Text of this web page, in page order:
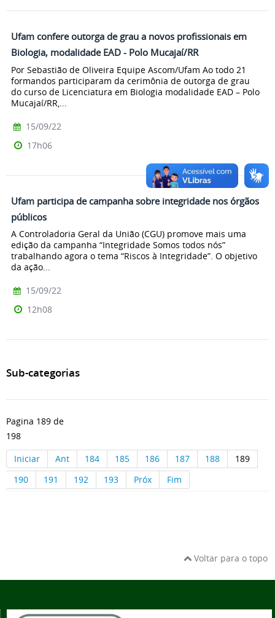
Ufam confere outorga de grau a novos profissionais em
Biologia, modalidade EAD - Polo Mucajaí/RR
Por Sebastião de Oliveira Equipe Ascom/Ufam Ao todo 21
formandos participaram da cerimônia de outorga de grau
do curso de Licenciatura em Biologia modalidade EAD – Polo
Mucajaí/RR,...
15/09/22
17h06
Ufam participa de campanha sobre integridade nos órgãos
públicos
A Controladoria Geral da União (CGU) promove mais uma
edição da campanha “Integridade Somos todos nós”
trabalhando agora o tema “Riscos à Integridade”. O objetivo
da ação...
15/09/22
12h08
Sub-categorias
Pagina 189 de
198
Iniciar
Ant 184 185 186 187 188
189
190
191 192 193 Próx Fim
Voltar para o topo